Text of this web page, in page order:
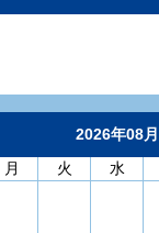
2026年08月
月 火 水